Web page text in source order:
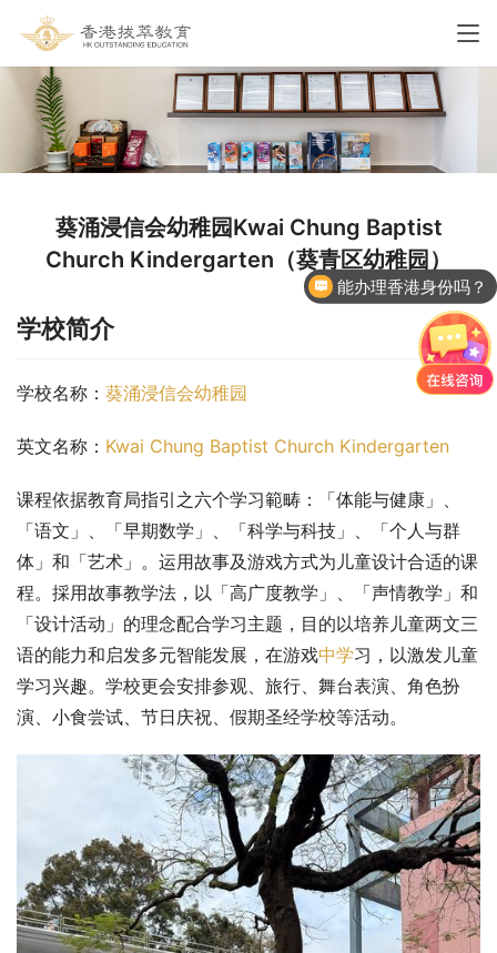
葵涌浸信会幼稚园Kwai Chung Baptist
Church Kindergarten（葵青区幼稚园）
学校简介
学校名称： 葵涌浸信会幼稚园
英文名称： Kwai Chung Baptist Church Kindergarten
课程依据教育局指引之六个学习範畴：「体能与健康」、
「语文」、「早期数学」、「科学与科技」、「个人与群
体」和「艺术」。运用故事及游戏方式为儿童设计合适的课
程。採用故事教学法，以「高广度教学」、「声情教学」和
「设计活动」的理念配合学习主题，目的以培养儿童两文三
语的能力和启发多元智能发展，在游戏中学习，以激发儿童
学习兴趣。学校更会安排参观、旅行、舞台表演、角色扮
演、小食尝试、节日庆祝、假期圣经学校等活动。
能办理香港身份吗？